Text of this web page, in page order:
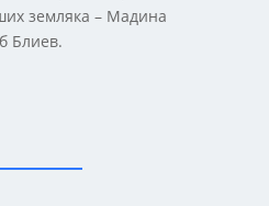
земляка – Мадина
Блиев.